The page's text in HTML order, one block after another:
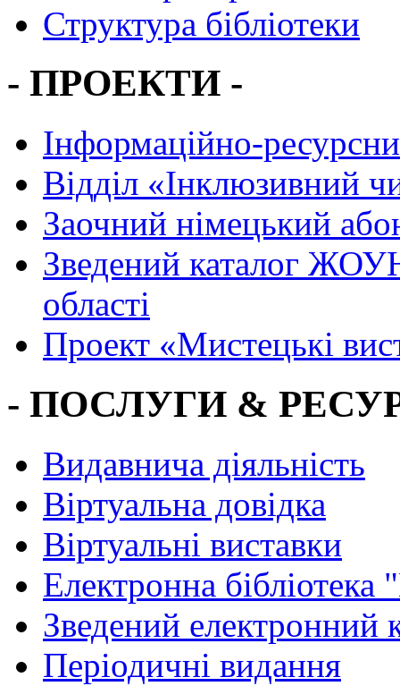
Структура бібліотеки
- ПРОЕКТИ -
Інформаційно-
Вiддiл «Інклюзивний
Заочний німецький
Зведений каталог
області
Проект «Мистецькі
- ПОСЛУГИ &
Видавнича діяльність
Віртуальна довідка
Віртуальні виставки
Електронна
Зведений електронний
Періодичні видання